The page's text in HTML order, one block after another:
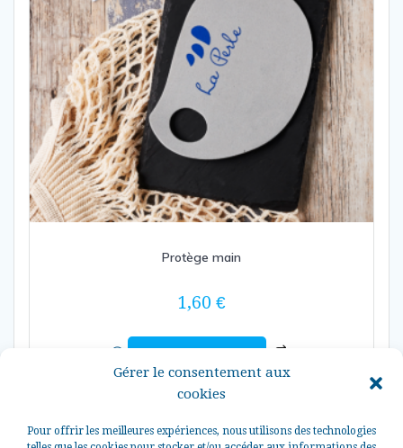
Gérer le consentement aux
cookies
Pour offrir les meilleures expériences, nous utilisons des technologies
Protège main
1,60 €